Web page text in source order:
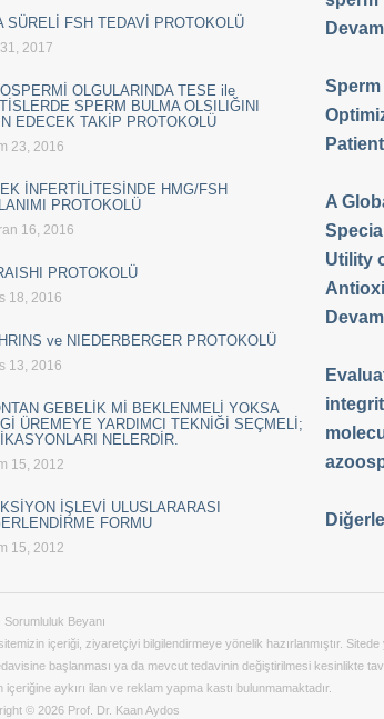
SÜRELİ FSH TEDAVİ PROTOKOLÜ
2017
OLGULARINDA TESE ile
SPERM BULMA OLSILIĞINI
EDECEK TAKİP PROTOKOLÜ
23, 2016
İNFERTİLİTESİNDE HMG/FSH
PROTOKOLÜ
16, 2016
PROTOKOLÜ
18, 2016
ve NIEDERBERGER PROTOKOLÜ
13, 2016
GEBELİK Mİ BEKLENMELİ YOKSA
ÜREMEYE YARDIMCI TEKNİĞİ SEÇMELİ;
NELERDİR.
15, 2012
İŞLEVİ ULUSLARARASI
FORMU
15, 2012
A
Utility
Sorumluluk Beyanı
içeriği, ziyaretçiyi bilgilendirmeye yönelik hazırlanmıştır.
başlanması ya da mevcut tedavinin değiştirilmesi kesinlikte
içeriğine aykırı ilan ve reklam yapma kastı bulunmamaktadır.
© 2026 Prof. Dr. Kaan Aydos